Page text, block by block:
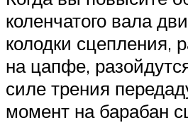
коленчатого вала
колодки сцепления,
на цапфе,
силе трения
момент на барабан